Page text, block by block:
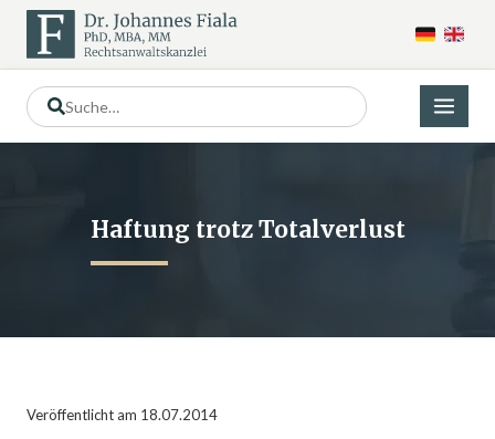
Haftung trotz Totalverlust
Veröffentlicht am 18.07.2014